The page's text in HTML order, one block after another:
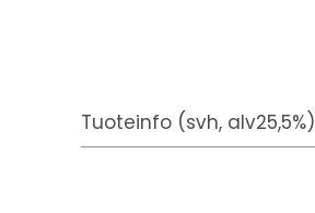
Tuoteinfo (svh, alv25,5%)